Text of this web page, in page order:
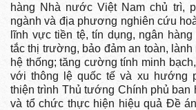
hàng Nhà nước Việt Nam chủ trì,
ngành và địa phương nghiên cứu
lĩnh vực tiền tệ, tín dụng, ngân
tắc thị trường, bảo đảm an toàn,
hệ thống; tăng cường tính minh
với thông lệ quốc tế và xu hướng
thiện trình Thủ tướng Chính phủ ban
và tổ chức thực hiện hiệu quả Đề